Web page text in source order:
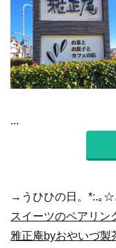
...
→うひひの日。*:.｡
スイーツのペアリン
雅正庵byおやいづ製